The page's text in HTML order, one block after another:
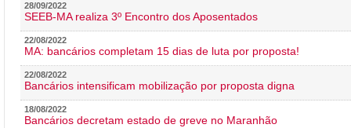
28/09/2022
SEEB-MA realiza 3º Encontro dos Aposentados
22/08/2022
MA: bancários completam 15 dias de luta por proposta!
22/08/2022
Bancários intensificam mobilização por proposta digna
18/08/2022
Bancários decretam estado de greve no Maranhão